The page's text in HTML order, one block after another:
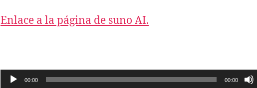
Enlace a la página de suno AI.
00:00 00:00